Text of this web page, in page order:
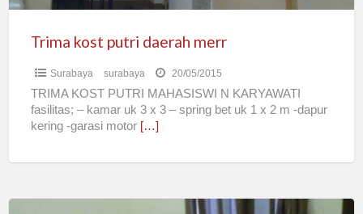
Trima kost putri daerah merr
Surabaya surabaya 20/05/2015
TRIMA KOST PUTRI MAHASISWI N KARYAWATI
fasilitas; – kamar uk 3 x 3 – spring bet uk 1 x 2 m -dapur
kering -garasi motor […]